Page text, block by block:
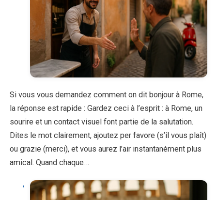
Si vous vous demandez comment on dit bonjour à Rome,
la réponse est rapide : Gardez ceci à l’esprit : à Rome, un
sourire et un contact visuel font partie de la salutation.
Dites le mot clairement, ajoutez per favore (s’il vous plaît)
ou grazie (merci), et vous aurez l’air instantanément plus
amical. Quand chaque…